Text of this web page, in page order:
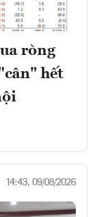
ròng
hết
14:43, 09/08/2026